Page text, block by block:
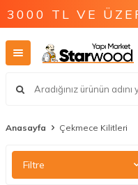
3000 TL VE
Anasayfa Çekmece Kilitleri
Filtre